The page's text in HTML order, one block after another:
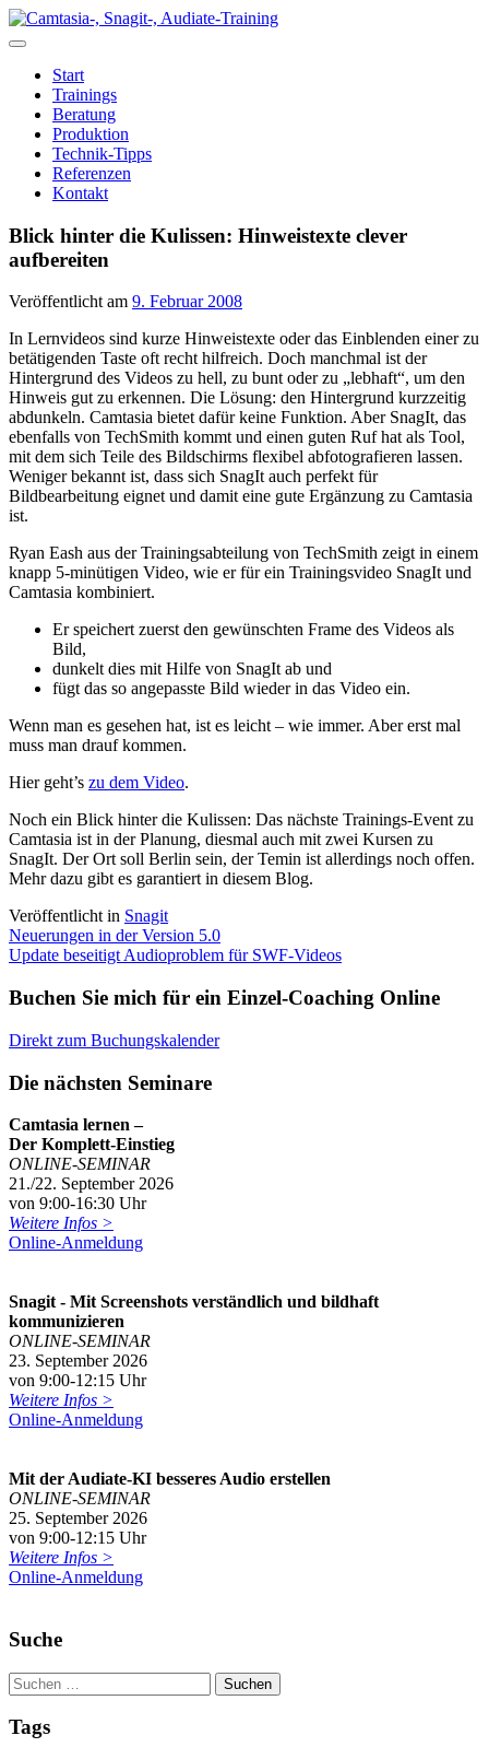
Zum
Inhalt
Start
Trainings
Beratung
Produktion
Technik-Tipps
Referenzen
Kontakt
Blick hinter die Kulissen: Hinweistexte clever
aufbereiten
Veröffentlicht am 9. Februar 2008
In Lernvideos sind kurze Hinweistexte oder das Einblenden einer zu
betätigenden Taste oft recht hilfreich. Doch manchmal ist der
Hintergrund des Videos zu hell, zu bunt oder zu „lebhaft“, um den
Hinweis gut zu erkennen. Die Lösung: den Hintergrund kurzzeitig
abdunkeln. Camtasia bietet dafür keine Funktion. Aber SnagIt, das
ebenfalls von TechSmith kommt und einen guten Ruf hat als Tool,
mit dem sich Teile des Bildschirms flexibel abfotografieren lassen.
Weniger bekannt ist, dass sich SnagIt auch perfekt für
Bildbearbeitung eignet und damit eine gute Ergänzung zu Camtasia
ist.
Ryan Eash aus der Trainingsabteilung von TechSmith zeigt in einem
knapp 5-minütigen Video, wie er für ein Trainingsvideo SnagIt und
Camtasia kombiniert.
Er speichert zuerst den gewünschten Frame des Videos als
Bild,
dunkelt dies mit Hilfe von SnagIt ab und
fügt das so angepasste Bild wieder in das Video ein.
Wenn man es gesehen hat, ist es leicht – wie immer. Aber erst mal
muss man drauf kommen.
Hier geht’s zu dem Video.
Noch ein Blick hinter die Kulissen: Das nächste Trainings-Event zu
Camtasia ist in der Planung, diesmal auch mit zwei Kursen zu
SnagIt. Der Ort soll Berlin sein, der Temin ist allerdings noch offen.
Mehr dazu gibt es garantiert in diesem Blog.
Veröffentlicht in Snagit
Beitragsnavigation
Neuerungen in der Version 5.0
Update beseitigt Audioproblem für SWF-Videos
Buchen Sie mich für ein Einzel-Coaching Online
Direkt zum Buchungskalender
Die nächsten Seminare
Camtasia lernen –
Der Komplett-Einstieg
ONLINE-SEMINAR
21./22. September 2026
von 9:00-16:30 Uhr
Weitere Infos >
Online-Anmeldung
Snagit - Mit Screenshots verständlich und bildhaft
kommunizieren
ONLINE-SEMINAR
23. September 2026
von 9:00-12:15 Uhr
Weitere Infos >
Online-Anmeldung
Mit der Audiate-KI besseres Audio erstellen
ONLINE-SEMINAR
25. September 2026
von 9:00-12:15 Uhr
Weitere Infos >
Online-Anmeldung
Suche
Tags